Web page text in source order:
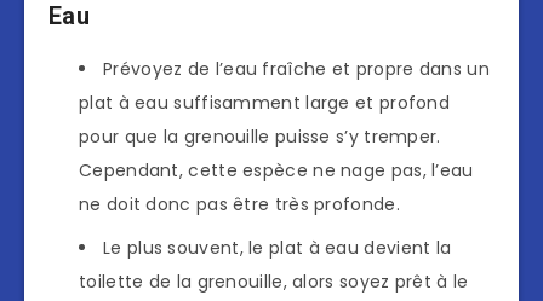
Eau
Prévoyez de l’eau fraîche et propre dans un
plat à eau suffisamment large et profond
pour que la grenouille puisse s’y tremper.
Cependant, cette espèce ne nage pas, l’eau
ne doit donc pas être très profonde.
Le plus souvent, le plat à eau devient la
toilette de la grenouille, alors soyez prêt à le